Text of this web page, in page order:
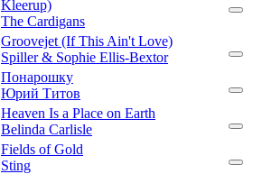
Kleerup)
The Cardigans
Groovejet (If This Ain't Love)
Spiller & Sophie Ellis-Bextor
Понарошку
Юрий Титов
Heaven Is a Place on Earth
Belinda Carlisle
Fields of Gold
Sting